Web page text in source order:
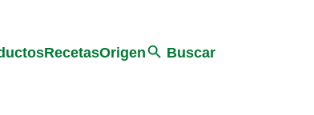
RecetasOrigen Buscar